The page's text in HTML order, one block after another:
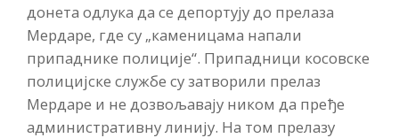
донета одлука да се депортују до прелаза
Мердаре, где су „каменицама напали
припаднике полиције“. Припадници косовске
полицијске службе су затворили прелаз
Мердаре и не дозвољавају ником да пређе
административну линију. На том прелазу